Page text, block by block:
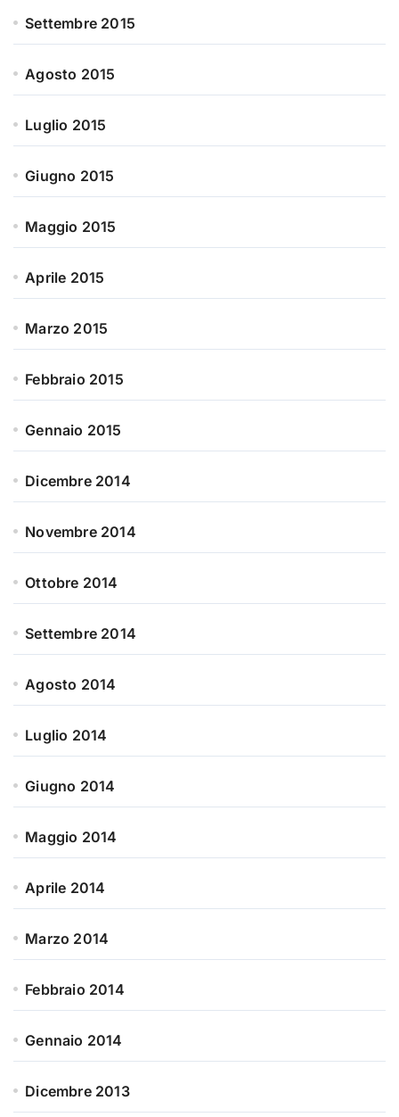
Settembre 2015
Agosto 2015
Luglio 2015
Giugno 2015
Maggio 2015
Aprile 2015
Marzo 2015
Febbraio 2015
Gennaio 2015
Dicembre 2014
Novembre 2014
Ottobre 2014
Settembre 2014
Agosto 2014
Luglio 2014
Giugno 2014
Maggio 2014
Aprile 2014
Marzo 2014
Febbraio 2014
Gennaio 2014
Dicembre 2013